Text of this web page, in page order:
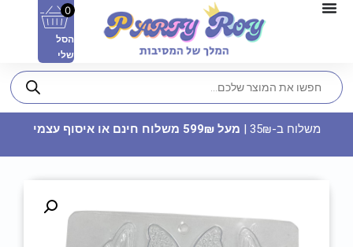
0
הסל
שלי
משלוח ב-35₪ | מעל 599₪ משלוח חינם או איסוף עצמי